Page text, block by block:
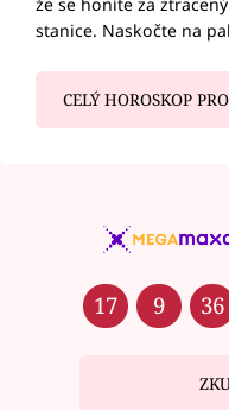
stanice. Naskočte na
CELÝ HOROSKOP
17 9 36